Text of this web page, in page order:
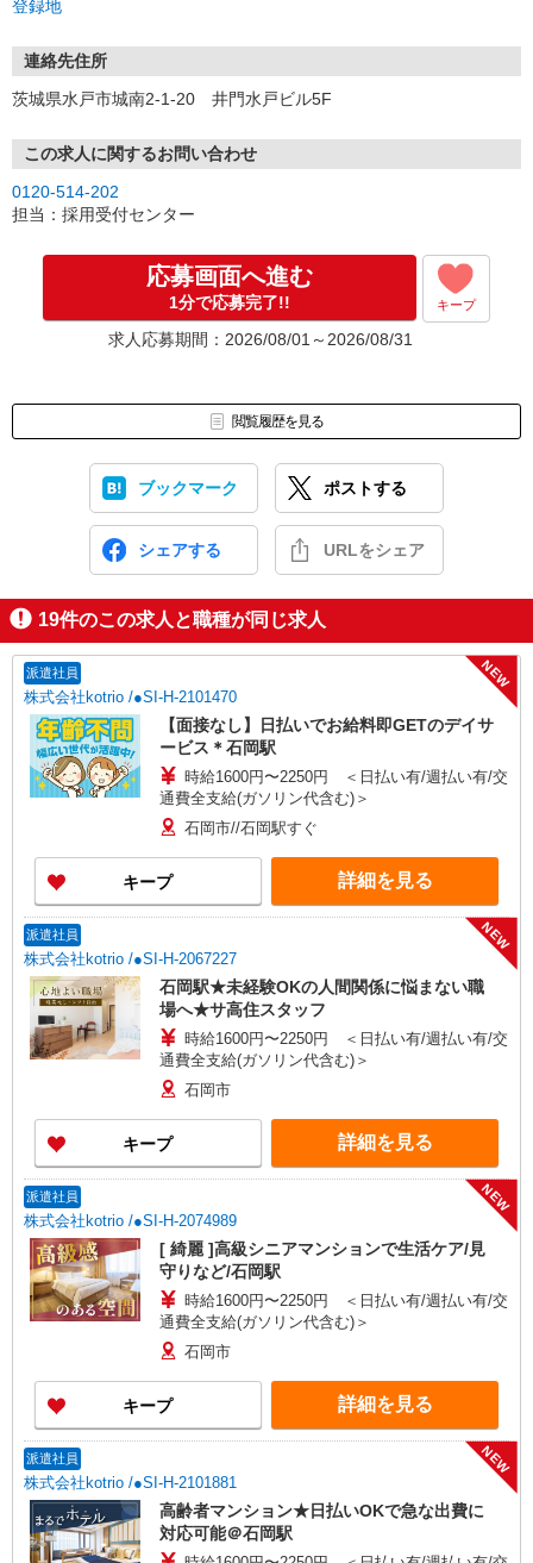
平日 9:30〜19:00
土日祝 9:00〜18:00
平日 9:30〜19:00、土日祝 9:00〜18:00にご応募頂いた場合は、
フリーダイヤルより、10分以内にご連絡をさせて頂きます。
※時間外の場合は、翌日午前中迄に、ご連絡を差し上げます。
登録地
連絡先住所
茨城県水戸市城南2-1-20 井門水戸ビル5F
この求人に関するお問い合わせ
0120-514-202
担当：採用受付センター
応募画面へ進む
1分で応募完了!! キープ
求人応募期間：2026/08/01～2026/08/31
閲覧履歴を見る
ブックマーク ポストする
シェアする URLをシェア
19件のこの求人と職種が同じ求人
派遣社員
株式会社kotrio /●SI-H-2101470
NEW
【面接なし】日払いでお給料即GETのデイサ
ービス＊石岡駅
時給1600円〜2250円 ＜日払い有/週払い有/交
通費全支給(ガソリン代含む)＞
石岡市//石岡駅すぐ
キープ 詳細を見る
派遣社員
株式会社kotrio /●SI-H-2067227
NEW
石岡駅★未経験OKの人間関係に悩まない職
場へ★サ高住スタッフ
時給1600円〜2250円 ＜日払い有/週払い有/交
通費全支給(ガソリン代含む)＞
石岡市
キープ 詳細を見る
派遣社員
株式会社kotrio /●SI-H-2074989
NEW
[ 綺麗 ]高級シニアマンションで生活ケア/見
守りなど/石岡駅
時給1600円〜2250円 ＜日払い有/週払い有/交
通費全支給(ガソリン代含む)＞
石岡市
キープ 詳細を見る
派遣社員
株式会社kotrio /●SI-H-2101881
NEW
高齢者マンション★日払いOKで急な出費に
対応可能＠石岡駅